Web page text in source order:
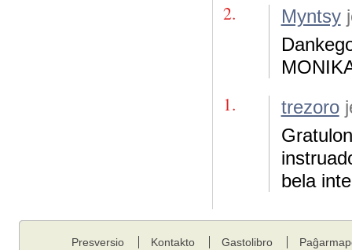
2. Myntsy
1. trezoro
bela
Presversio Kontakto Gastolibro